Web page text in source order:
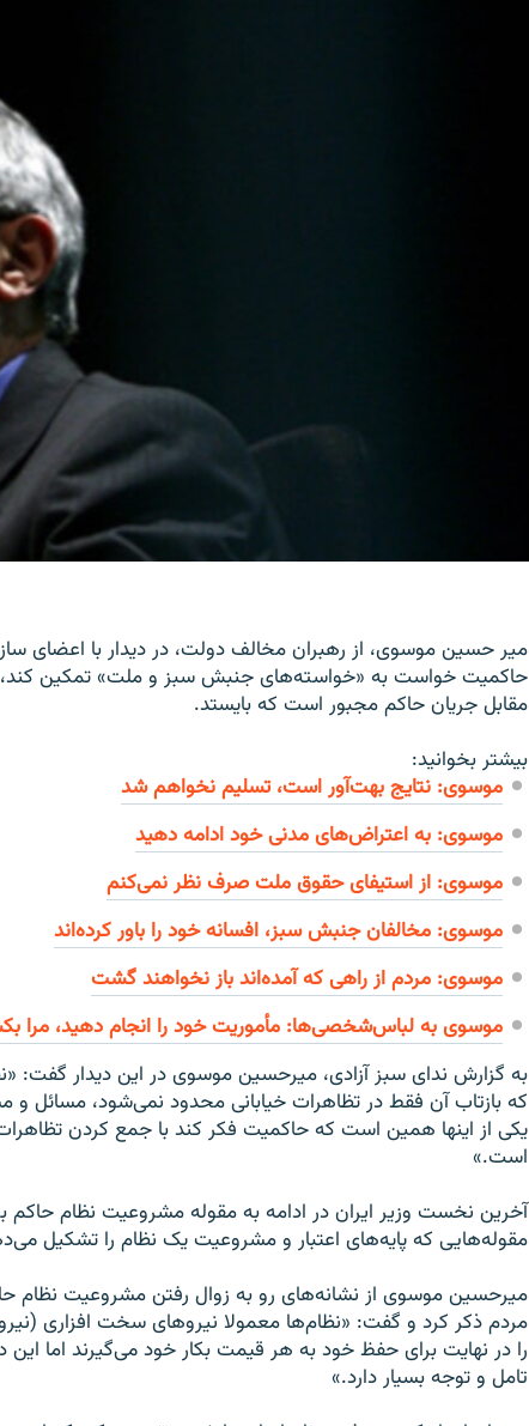
میر حسین موسوی، از رهبران مخالف دولت، در دیدار با اعضای
حاکمیت خواست به «خواسته‌های جنبش سبز و ملت» تمکین
مقابل جریان حاکم مجبور است که بایستد.
بیشتر بخوانید:
موسوی: نتایج بهت‌آور است، تسلیم نخواهم شد
موسوی: به اعتراض‌های مدنی خود ادامه دهید
موسوی: از استیفای حقوق ملت صرف نظر نمی‌کنم
موسوی: مخالفان جنبش سبز، افسانه خود را باور کرده‌اند
موسوی: مردم از راهی که آمده‌اند باز نخواهند گشت
موسوی به لباس‌شخصی‌ها: مأموریت خود را انجام دهید، مرا
به گزارش ندای سبز آزادی، میرحسین موسوی در این دیدار گفت:
که بازتاب آن فقط در تظاهرات خیابانی محدود نمی‌شود، مسائل و
یکی از اینها همین است که حاکمیت فکر کند با جمع کردن
است.»
آخرین نخست وزیر ایران در ادامه به مقوله مشروعیت نظام
مقوله‌هایی که پایه‌های اعتبار و مشروعیت یک نظام را تشکیل
میرحسین موسوی از نشانه‌های رو به زوال رفتن مشروعیت نظام
مردم ذکر کرد و گفت: «نظام‌ها معمولا نیروهای سخت افزاری
را در نهایت برای حفظ خود به هر قیمت بکار خود می‌گیرند اما این
تامل و توجه بسیار دارد.»